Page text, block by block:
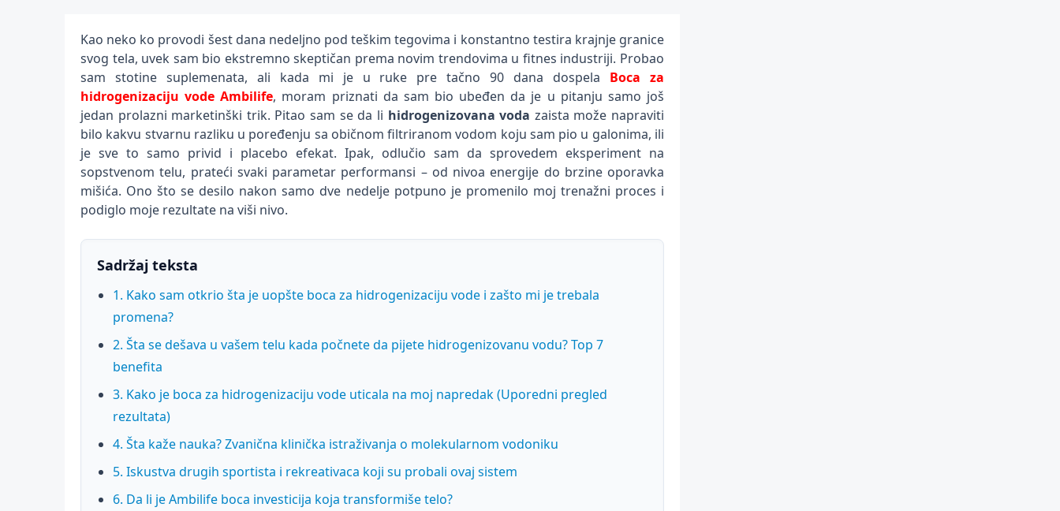
Kao neko ko provodi šest dana nedeljno pod teškim tegovima i konstantno testira krajnje granice
svog tela, uvek sam bio ekstremno skeptičan prema novim trendovima u fitnes industriji. Probao
sam stotine suplemenata, ali kada mi je u ruke pre tačno 90 dana dospela Boca za
hidrogenizaciju vode Ambilife, moram priznati da sam bio ubeđen da je u pitanju samo još
jedan prolazni marketinški trik. Pitao sam se da li hidrogenizovana voda zaista može napraviti
bilo kakvu stvarnu razliku u poređenju sa običnom filtriranom vodom koju sam pio u galonima, ili
je sve to samo privid i placebo efekat. Ipak, odlučio sam da sprovedem eksperiment na
sopstvenom telu, prateći svaki parametar performansi – od nivoa energije do brzine oporavka
mišića. Ono što se desilo nakon samo dve nedelje potpuno je promenilo moj trenažni proces i
podiglo moje rezultate na viši nivo.
Sadržaj teksta
1. Kako sam otkrio šta je uopšte boca za hidrogenizaciju vode i zašto mi je trebala
promena?
2. Šta se dešava u vašem telu kada počnete da pijete hidrogenizovanu vodu? Top 7
benefita
3. Kako je boca za hidrogenizaciju vode uticala na moj napredak (Uporedni pregled
rezultata)
4. Šta kaže nauka? Zvanična klinička istraživanja o molekularnom vodoniku
5. Iskustva drugih sportista i rekreativaca koji su probali ovaj sistem
6. Da li je Ambilife boca investicija koja transformiše telo?